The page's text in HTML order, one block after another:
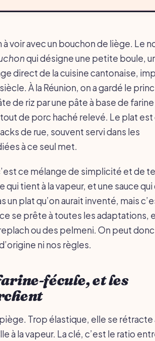
voir avec un bouchon de liège. Le
qui désigne une petite boule,
direct de la cuisine cantonaise,
À la Réunion, on a gardé le
de riz par une pâte à base de
de porc haché relevé. Le plat est
de rue, souvent servi dans les
à ce seul met.
ce mélange de simplicité et de
tient à la vapeur, et une sauce qui
un plat qu’on aurait inventé, mais
se prête à toutes les adaptations,
ou des pelmeni. On peut
ni nos règles.
fécule, et les
Trop élastique, elle se rétracte
à la vapeur. La clé, c’est le ratio